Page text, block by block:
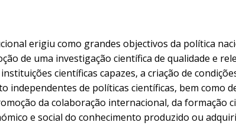
erigiu como grandes objectivos da política
de uma investigação científica de qualidade e
científicas capazes, a criação de
independentes de políticas científicas, bem como
da colaboração internacional, da formação
e social do conhecimento produzido ou